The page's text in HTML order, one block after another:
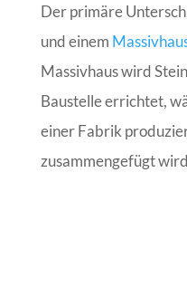
Der primäre
und einem
Massivhaus wird
Baustelle errichtet,
einer Fabrik
zusammengefügt